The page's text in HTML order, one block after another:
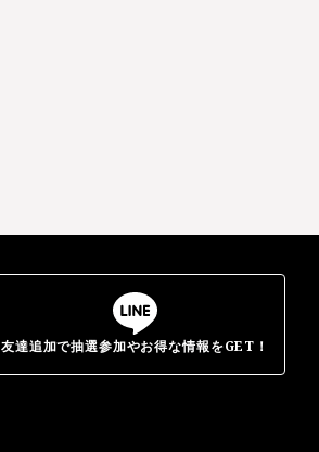
友達追加で抽選参加やお得な情報をGET！